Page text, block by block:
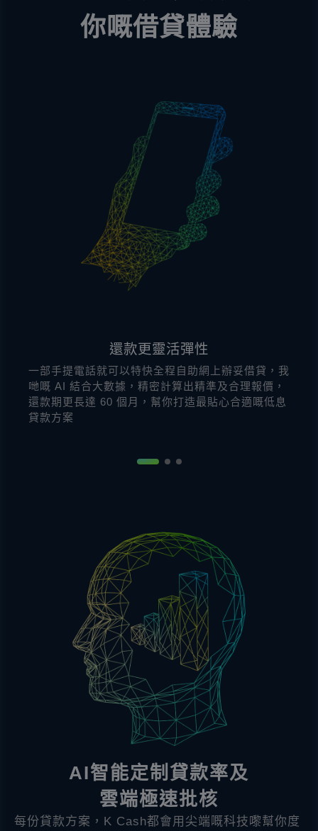
你嘅借貸體驗
還款更靈活彈性
一部手提電話就可以特快全程自助網上辦妥借貸，我
哋嘅 AI 結合大數據，精密計算出精準及合理報價，
還款期更長達 60 個月，幫你打造最貼心合適嘅低息
貸款方案
AI智能定制貸款率及
雲端極速批核
每份貸款方案，K Cash都會用尖端嘅科技嚟幫你度